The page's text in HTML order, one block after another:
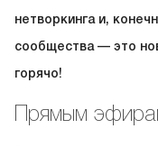
нетворкинга и,
сообщества — это
горячо!
Прямым